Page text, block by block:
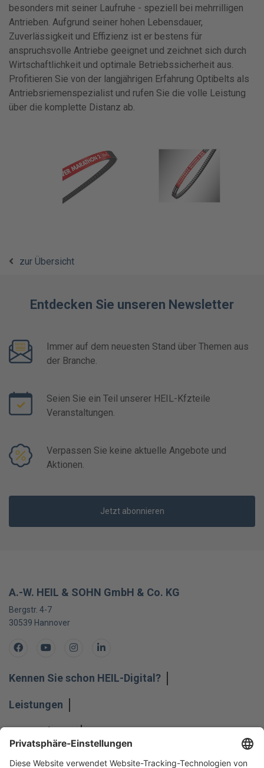
besonders mit seiner Laufruhe - speziell bei mehrrilligen
Antrieben. Aufgrund seiner hohen Lebensdauer,
Zuverlässigkeit und Effizienz ist er bestens für
anspruchsvolle Antriebe geeignet und zeichnet sich durch
Wirtschaftlichkeit und optimale Betriebssicherheit aus.
Profitieren Sie von der langjährigen Erfahrung Optibelts als
Antriebsriemenspezialist und rufen Sie die volle Leistung
über die komplette Distanz ab.
zur Übersicht
Entdecken Sie unseren Newsletter
Immer auf dem neuesten Stand über Themen aus
der Branche.
Seien Sie ein Teil unserer HEIL-Kfzteile
Veranstaltungen.
Verpassen Sie keine aktuelle Angebote und
Aktionen.
Jetzt abonnieren
A.-W. HEIL & SOHN GmbH & Co. KG
Bergstr. 4-7
30539 Hannover
FacebookYoutubeInstagramLinkedIn
Kennen Sie schon HEIL-Digital?
Leistungen
Unternehmen